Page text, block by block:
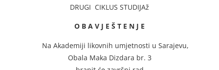
DRUGI CIKLUS STUDIJAž
O B A V J E Š T E N J E
Na Akademiji likovnih umjetnosti u Sarajevu,
Obala Maka Dizdara br. 3